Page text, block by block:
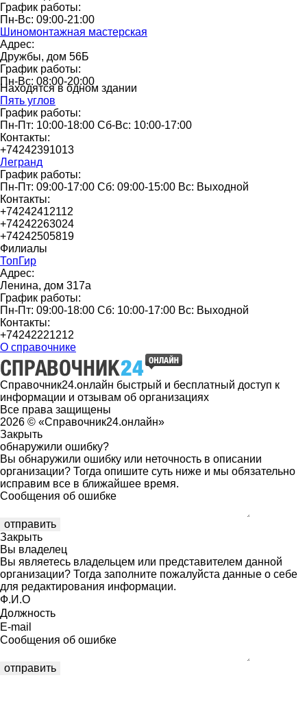
График работы:
Пн-Вс: 09:00-21:00
Шиномонтажная мастерская
Адрес:
Дружбы, дом 56Б
График работы:
Пн-Вс: 08:00-20:00
Находятся в одном здании
Пять углов
График работы:
Пн-Пт: 10:00-18:00 Сб-Вс: 10:00-17:00
Контакты:
+74242391013
Легранд
График работы:
Пн-Пт: 09:00-17:00 Сб: 09:00-15:00 Вс: Выходной
Контакты:
+74242412112
+74242263024
+74242505819
Филиалы
ТопГир
Адрес:
Ленина, дом 317а
График работы:
Пн-Пт: 09:00-18:00 Сб: 10:00-17:00 Вс: Выходной
Контакты:
+74242221212
О справочнике
Справочник24.онлайн быстрый и бесплатный доступ к
информации и отзывам об организациях
Все права защищены
2026 © «Справочник24.онлайн»
Закрыть
обнаружили ошибку?
Вы обнаружили ошибку или неточность в описании
организации? Тогда опишите суть ниже и мы обязательно
исправим все в ближайшее время.
Сообщения об ошибке
Закрыть
Вы владелец
Вы являетесь владельцем или представителем данной
организации? Тогда заполните пожалуйста данные о себе
для редактирования информации.
Ф.И.О
Должность
E-mail
Сообщения об ошибке